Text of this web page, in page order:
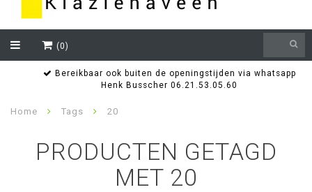
(0)
Bereikbaar ook buiten de openingstijden via whatsapp
Henk Busscher 06.21.53.05.60
Home Tags 20
PRODUCTEN GETAGD
MET 20